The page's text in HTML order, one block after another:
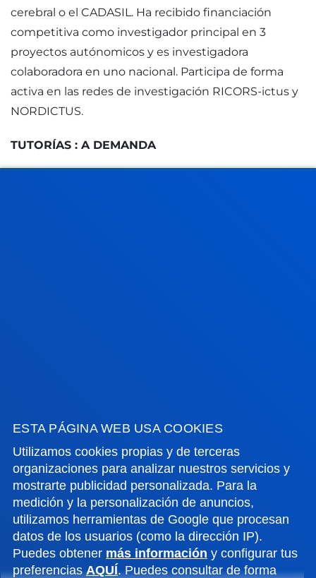
ESTA PÁGINA WEB USA COOKIES
Utilizamos cookies propias y de terceras
organizaciones para analizar nuestros servicios y
mostrarte publicidad personalizada. Para la
medición y la personalización de anuncios,
utilizamos herramientas de Google que procesan
datos de los usuarios (como la dirección IP).
Puedes obtener más información y configurar tus
preferenciasAQUÍ. Puedes consultar de forma
cerebral o el CADASIL. Ha recibido financiación
competitiva como investigador principal en 3
proyectos autónomicos y es investigadora
colaboradora en uno nacional. Participa de forma
activa en las redes de investigación RICORS-ictus y
NORDICTUS.
TUTORÍAS : A DEMANDA
Contacto
Campus San Sebastián
Conoce el campus
+34 943 326 600
Contacto
Sede Vitoria